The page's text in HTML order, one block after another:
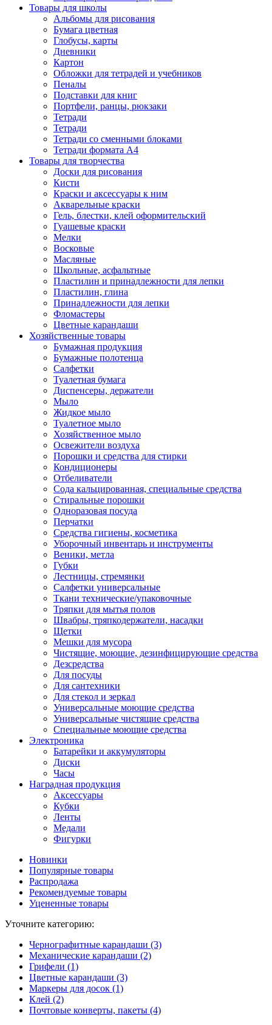
Товары для школы
Альбомы для рисования
Бумага цветная
Глобусы, карты
Дневники
Картон
Обложки для тетрадей и учебников
Пеналы
Подставки для книг
Портфели, ранцы, рюкзаки
Тетради
Тетради
Тетради со сменными блоками
Тетради формата А4
Товары для творчества
Доски для рисования
Кисти
Краски и аксессуары к ним
Акварельные краски
Гель, блестки, клей оформительский
Гуашевые краски
Мелки
Восковые
Масляные
Школьные, асфальтные
Пластилин и принадлежности для лепки
Пластилин, глина
Принадлежности для лепки
Фломастеры
Цветные карандаши
Хозяйственные товары
Бумажная продукция
Бумажные полотенца
Салфетки
Туалетная бумага
Диспенсеры, держатели
Мыло
Жидкое мыло
Туалетное мыло
Хозяйственное мыло
Освежители воздуха
Порошки и средства для стирки
Кондиционеры
Отбеливатели
Сода кальцированная, специальные средства
Стиральные порошки
Одноразовая посуда
Перчатки
Средства гигиены, косметика
Уборочный инвентарь и инструменты
Веники, метла
Губки
Лестницы, стремянки
Салфетки универсальные
Ткани технические/упаковочные
Тряпки для мытья полов
Швабры, тряпкодержатели, насадки
Щетки
Мешки для мусора
Чистящие, моющие, дезинфицирующие средства
Дезсредства
Для посуды
Для сантехники
Для стекол и зеркал
Универсальные моющие средства
Универсальные чистящие средства
Специальные моющие средства
Электроника
Батарейки и аккумуляторы
Диски
Часы
Наградная продукция
Аксессуары
Кубки
Ленты
Медали
Фигурки
Новинки
Популярные товары
Распродажа
Рекомендуемые товары
Уцененные товары
Уточните категорию:
Чернографитные карандаши (3)
Механические карандаши (2)
Грифели (1)
Цветные карандаши (3)
Маркеры для досок (1)
Клей (2)
Почтовые конверты, пакеты (4)